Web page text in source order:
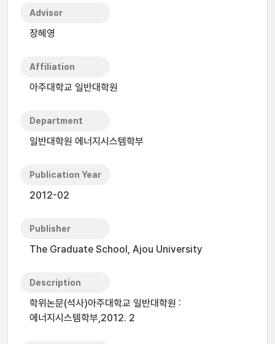
Advisor
장혜영
Affiliation
아주대학교 일반대학원
Department
일반대학원 에너지시스템학부
Publication Year
2012-02
Publisher
The Graduate School, Ajou University
Description
학위논문(석사)아주대학교 일반대학원 :
에너지시스템학부,2012. 2